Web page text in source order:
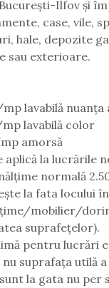
Ilfov și
case, vile,
hale, depozite
sau exterioare.
lavabilă nuanța
lavabilă color
amorsă
aplică la lucrările
normală
la fata locului
mobilier/
suprafețelor).
pentru lucrări
suprafața utilă
la gata nu per